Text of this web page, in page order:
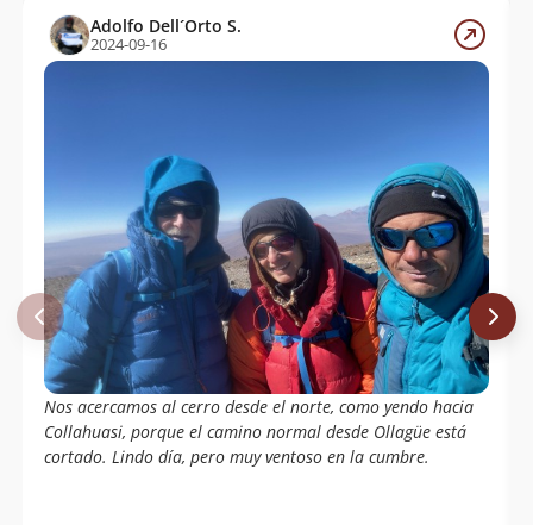
Adolfo Dell´Orto S.
2024-09-16
Nos acercamos al cerro desde el norte, como yendo hacia
Collahuasi, porque el camino normal desde Ollagüe está
cortado. Lindo día, pero muy ventoso en la cumbre.